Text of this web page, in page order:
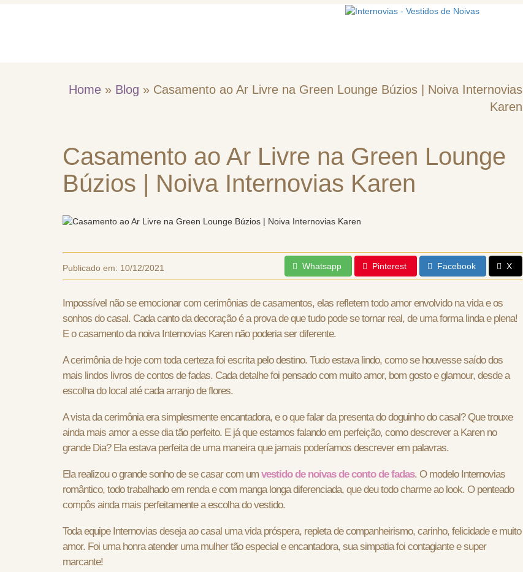
Home » Blog » Casamento ao Ar Livre na Green Lounge Búzios | Noiva Internovias
Karen
Casamento ao Ar Livre na Green Lounge
Búzios | Noiva Internovias Karen
Publicado em: 10/12/2021 Whatsapp Pinterest Facebook X
Impossível não se emocionar com cerimônias de casamentos, elas refletem todo amor envolvido na vida e os
sonhos do casal. Cada canto da decoração é a prova de que tudo pode se tornar real, de uma forma linda e plena!
E o casamento da noiva Internovias Karen não poderia ser diferente.
A cerimônia de hoje com toda certeza foi escrita pelo destino. Tudo estava lindo, como se houvesse saído dos
mais lindos livros de contos de fadas. Cada detalhe foi pensado com muito amor, bom gosto e glamour, desde a
escolha do local até cada arranjo de flores.
A vista da cerimônia era simplesmente encantadora, e o que falar da presenta do doguinho do casal? Que trouxe
ainda mais amor a esse dia tão perfeito. E já que estamos falando em perfeição, como descrever a Karen no
grande Dia? Ela estava perfeita de uma maneira que jamais poderíamos descrever em palavras.
Ela realizou o grande sonho de se casar com um vestido de noivas de conto de fadas. O modelo Internovias
romântico, todo trabalhado em renda e com manga longa diferenciada, que deu todo charme ao look. O penteado
compôs ainda mais perfeitamente a escolha do vestido.
Toda equipe Internovias deseja ao casal uma vida próspera, repleta de companheirismo, carinho, felicidade e muito
amor. Foi uma honra atender uma mulher tão especial e encantadora, sua simpatia foi contagiante e super
marcante!